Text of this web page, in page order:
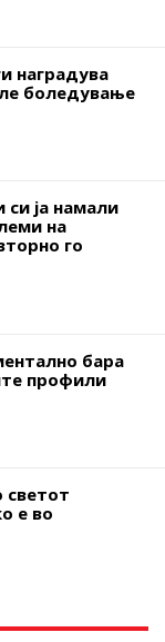
наградува
боледување
ја намали
на
го
бара
профили
светот
е во